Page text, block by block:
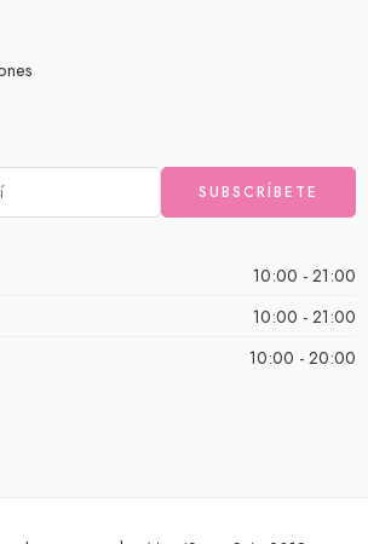
10:00 - 21:00
10:00 - 21:00
10:00 - 20:00